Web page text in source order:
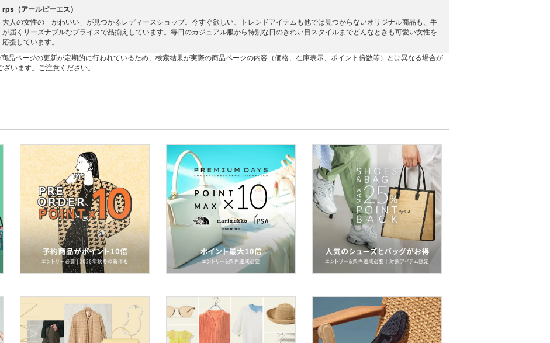
rps（アールピーエス）
大人の女性の「かわいい」が見つかるレディースショップ。今すぐ欲しい、トレンドアイテムも他では見つからないオリジナル商品も、手
が届くリーズナブルなプライスで品揃えしています。毎日のカジュアル服から特別な日のきれい目スタイルまでどんなときも可愛い女性を
応援しています。
品ページの更新が定期的に行われているため、検索結果が実際の商品ページの内容（価格、在庫表示、ポイント倍数等）とは異なる場合が
ざいます。ご注意ください。